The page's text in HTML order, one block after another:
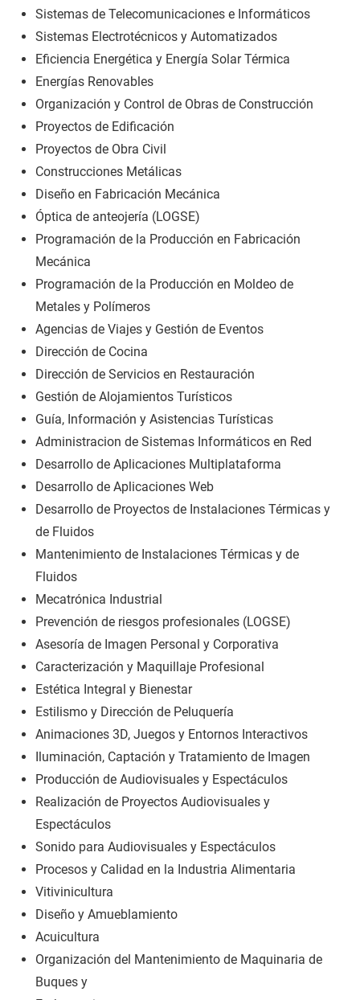
Sistemas de Telecomunicaciones e Informáticos
Sistemas Electrotécnicos y Automatizados
Eficiencia Energética y Energía Solar Térmica
Energías Renovables
Organización y Control de Obras de Construcción
Proyectos de Edificación
Proyectos de Obra Civil
Construcciones Metálicas
Diseño en Fabricación Mecánica
Óptica de anteojería (LOGSE)
Programación de la Producción en Fabricación
Mecánica
Programación de la Producción en Moldeo de
Metales y Polímeros
Agencias de Viajes y Gestión de Eventos
Dirección de Cocina
Dirección de Servicios en Restauración
Gestión de Alojamientos Turísticos
Guía, Información y Asistencias Turísticas
Administracion de Sistemas Informáticos en Red
Desarrollo de Aplicaciones Multiplataforma
Desarrollo de Aplicaciones Web
Desarrollo de Proyectos de Instalaciones Térmicas y
de Fluidos
Mantenimiento de Instalaciones Térmicas y de
Fluidos
Mecatrónica Industrial
Prevención de riesgos profesionales (LOGSE)
Asesoría de Imagen Personal y Corporativa
Caracterización y Maquillaje Profesional
Estética Integral y Bienestar
Estilismo y Dirección de Peluquería
Animaciones 3D, Juegos y Entornos Interactivos
Iluminación, Captación y Tratamiento de Imagen
Producción de Audiovisuales y Espectáculos
Realización de Proyectos Audiovisuales y
Espectáculos
Sonido para Audiovisuales y Espectáculos
Procesos y Calidad en la Industria Alimentaria
Vitivinicultura
Diseño y Amueblamiento
Acuicultura
Organización del Mantenimiento de Maquinaria de
Buques y